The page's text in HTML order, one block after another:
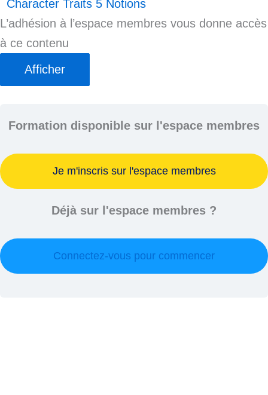
Character Traits 5 Notions
L’adhésion à l’espace membres vous donne accès
à ce contenu
Afficher
Formation disponible sur l'espace membres
Je m'inscris sur l'espace membres
Déjà sur l'espace membres ?
Connectez-vous pour commencer